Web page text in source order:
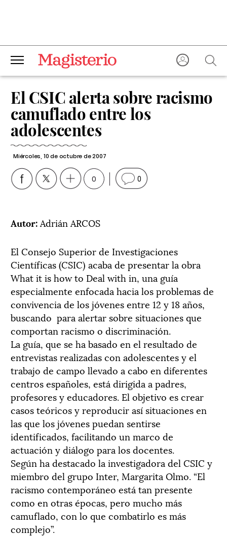
El CSIC alerta sobre racismo
camuflado entre los
adolescentes
Miércoles, 10 de octubre de 2007
0 0
Autor:Adrián ARCOS
El Consejo Superior de Investigaciones
Científicas (CSIC) acaba de presentar la obra
What it is how to Deal with in, una guía
especialmente enfocada hacia los problemas de
convivencia de los jóvenes entre 12 y 18 años,
buscando para alertar sobre situaciones que
comportan racismo o discriminación.
La guía, que se ha basado en el resultado de
entrevistas realizadas con adolescentes y el
trabajo de campo llevado a cabo en diferentes
centros españoles, está dirigida a padres,
profesores y educadores. El objetivo es crear
casos teóricos y reproducir así situaciones en
las que los jóvenes puedan sentirse
identificados, facilitando un marco de
actuación y diálogo para los docentes.
Según ha destacado la investigadora del CSIC y
miembro del grupo Inter, Margarita Olmo. “El
racismo contemporáneo está tan presente
como en otras épocas, pero mucho más
camuflado, con lo que combatirlo es más
complejo”.